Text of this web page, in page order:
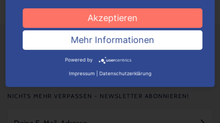
NICHTS MEHR VERPASSEN - NEWSLETTER ABONNIEREN!
Akzeptieren
Mehr Informationen
Powered by
Impressum Datenschutzerklärung